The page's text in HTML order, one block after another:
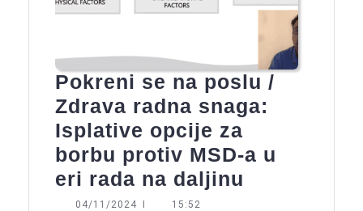
Pokreni se na poslu /
Zdrava radna snaga:
Isplative opcije za
borbu protiv MSD-a u
eri rada na daljinu
04/11/2024 04/11/2024
15:52